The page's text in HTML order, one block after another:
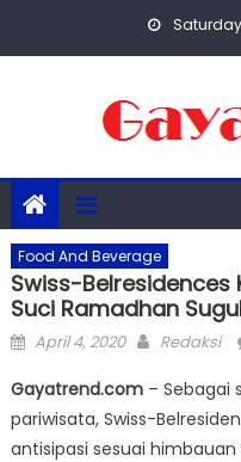
Food And Beverage
Swiss-Belresidences
Suci Ramadhan
Posted
April 4, 2020 Author
Redaksi
Gayatrend.com– Sebagai
pariwisata, Swiss-
antisipasi sesuai